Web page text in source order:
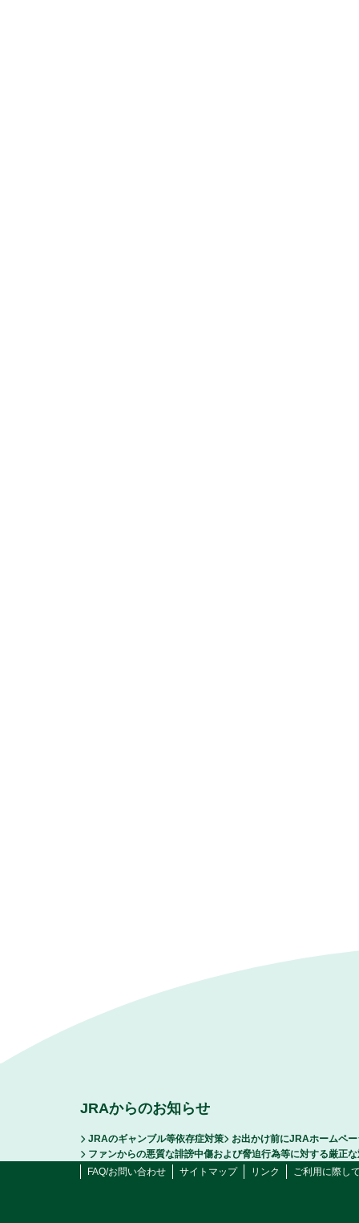
JRAからのお知らせ
JRAのギャンブル等依存症対策
お出かけ前にJRAホームペ
ファンからの悪質な誹謗中傷および脅迫行為等に対する厳正
FAQ/お問い合わせ
サイトマップ リンク ご利用に際し